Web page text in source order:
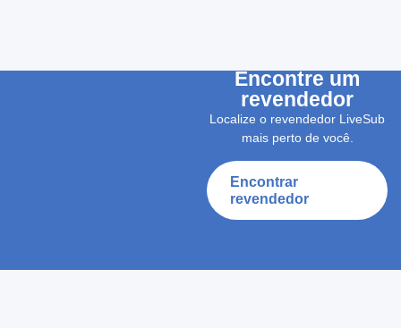
Encontre um
revendedor
Localize o revendedor LiveSub
mais perto de você.
Encontrar
revendedor